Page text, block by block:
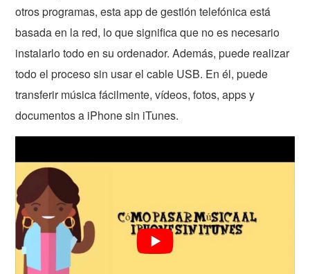
otros programas, esta app de gestión telefónica está
basada en la red, lo que significa que no es necesario
instalarlo todo en su ordenador. Además, puede realizar
todo el proceso sin usar el cable USB. En él, puede
transferir música fácilmente, vídeos, fotos, apps y
documentos a iPhone sin iTunes.